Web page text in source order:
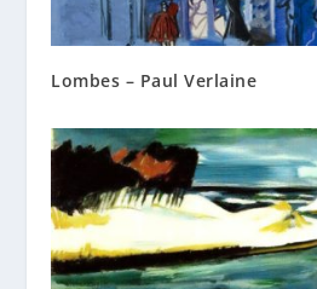
Lombes – Paul Verlaine